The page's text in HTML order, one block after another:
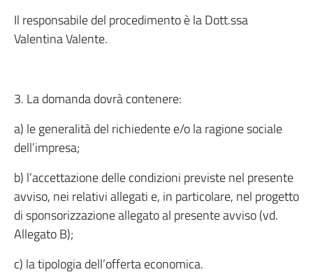
Il responsabile del procedimento è la Dott.ssa
Valentina Valente.
3. La domanda dovrà contenere:
a) le generalità del richiedente e/o la ragione sociale
dell’impresa;
b) l’accettazione delle condizioni previste nel presente
avviso, nei relativi allegati e, in particolare, nel progetto
di sponsorizzazione allegato al presente avviso (vd.
Allegato B);
c) la tipologia dell’offerta economica.